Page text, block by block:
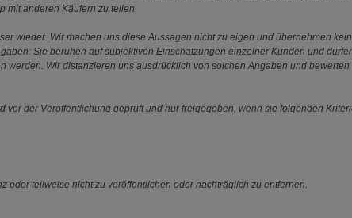
mit anderen Käufern zu teilen.
wieder. Wir machen uns diese Aussagen nicht zu eigen und übernehmen
Sie beruhen auf subjektiven Einschätzungen einzelner Kunden und
Wir distanzieren uns ausdrücklich von solchen Angaben und
der Veröffentlichung geprüft und nur freigegeben, wenn sie folgenden
oder teilweise nicht zu veröffentlichen oder nachträglich zu entfernen.